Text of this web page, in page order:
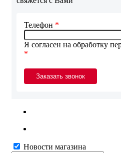
Я согласен на обработку
*
Телефон *
Новости магазина